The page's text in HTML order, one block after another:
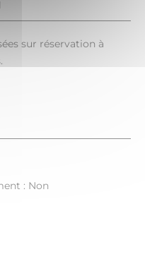
sur réservation à
: Non